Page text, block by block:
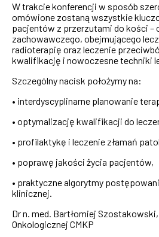
W trakcie konferencji w sposób
omówione zostaną wszystkie
pacjentów z przerzutami do kości –
zachowawczego, obejmującego
radioterapię oraz leczenie
kwalifikację i nowoczesne techniki
Szczególny nacisk położymy na:
• interdyscyplinarne planowanie
• optymalizację kwalifikacji do
• profilaktykę i leczenie złamań
• poprawę jakości życia pacjentów,
• praktyczne algorytmy
klinicznej.
Dr n. med. Bartłomiej Szostakowski,
Onkologicznej CMKP